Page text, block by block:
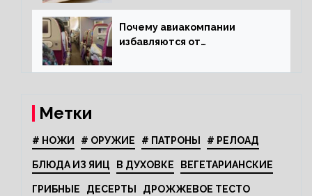
Почему авиакомпании
избавляются от
Метки
# НОЖИ # ОРУЖИЕ # ПАТРОНЫ # РЕЛОАД
БЛЮДА ИЗ ЯИЦ В ДУХОВКЕ ВЕГЕТАРИАНСКИЕ
ГРИБНЫЕ ДЕСЕРТЫ ДРОЖЖЕВОЕ ТЕСТО